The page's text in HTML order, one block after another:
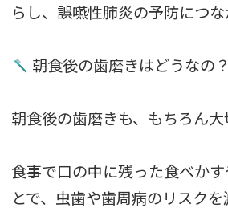
らし、誤嚥性肺炎の予防につな
朝食後の歯磨きはどうなの？
朝食後の歯磨きも、もちろん
食事で口の中に残った食べか
とで、虫歯や歯周病のリスク